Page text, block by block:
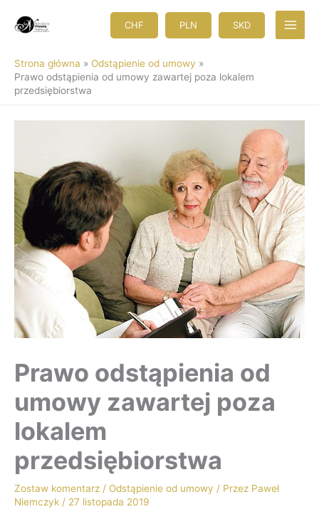
CHF PLN SKD
Strona główna
Odstąpienie od umowy
Prawo odstąpienia od umowy zawartej poza lokalem
przedsiębiorstwa
Prawo odstąpienia od
umowy zawartej poza
lokalem
przedsiębiorstwa
Zostaw komentarz / Odstąpienie od umowy / Przez Paweł
Niemczyk / 27 listopada 2019